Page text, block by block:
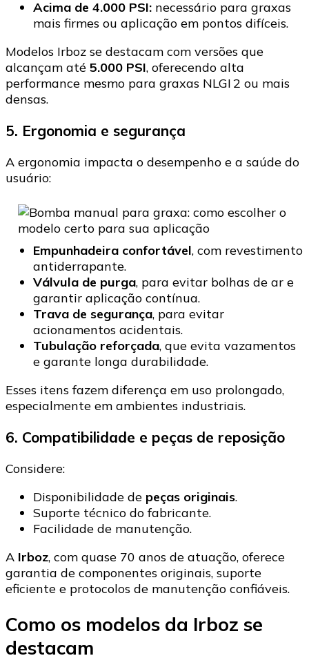
Acima de 4.000 PSI: necessário para graxas
mais firmes ou aplicação em pontos difíceis.
Modelos Irboz se destacam com versões que
alcançam até 5.000 PSI, oferecendo alta
performance mesmo para graxas NLGI 2 ou mais
densas.
5. Ergonomia e segurança
A ergonomia impacta o desempenho e a saúde do
usuário:
Empunhadeira confortável, com revestimento
antiderrapante.
Válvula de purga, para evitar bolhas de ar e
garantir aplicação contínua.
Trava de segurança, para evitar
acionamentos acidentais.
Tubulação reforçada, que evita vazamentos
e garante longa durabilidade.
Esses itens fazem diferença em uso prolongado,
especialmente em ambientes industriais.
6. Compatibilidade e peças de reposição
Considere:
Disponibilidade de peças originais.
Suporte técnico do fabricante.
Facilidade de manutenção.
A Irboz, com quase 70 anos de atuação, oferece
garantia de componentes originais, suporte
eficiente e protocolos de manutenção confiáveis.
Como os modelos da Irboz se
destacam